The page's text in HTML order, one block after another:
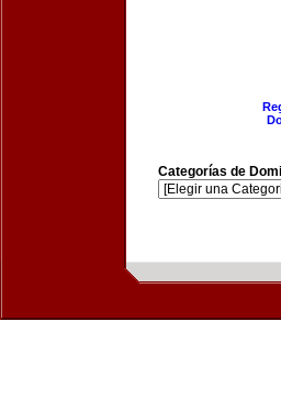
Categorías de